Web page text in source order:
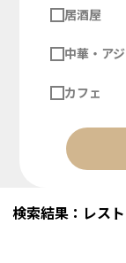
居酒屋
中華・ア
カフェ
検索結果：レス